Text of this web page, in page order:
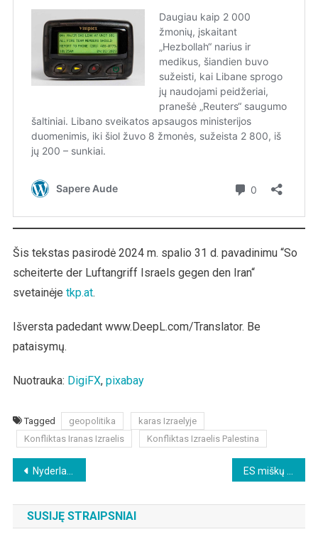
Šis tekstas pasirodė 2024 m. spalio 31 d. pavadinimu “So
scheiterte der Luftangriff Israels gegen den Iran“
svetainėje tkp.at.
Išversta padedant www.DeepL.com/Translator. Be
pataisymų.
Nuotrauka: DigiFX, pixabay
Tagged geopolitika
karas Izraelyje
Konfliktas Iranas Izraelis
Konfliktas Izraelis Palestina
Beitragsnavigation
Nyderlandai: NATO valdo Sveikatos apsaugos ministeriją
SUSIJĘ STRAIPSNIAI